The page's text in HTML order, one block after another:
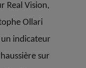
Real Vision,
Ollari
indicateur
sur